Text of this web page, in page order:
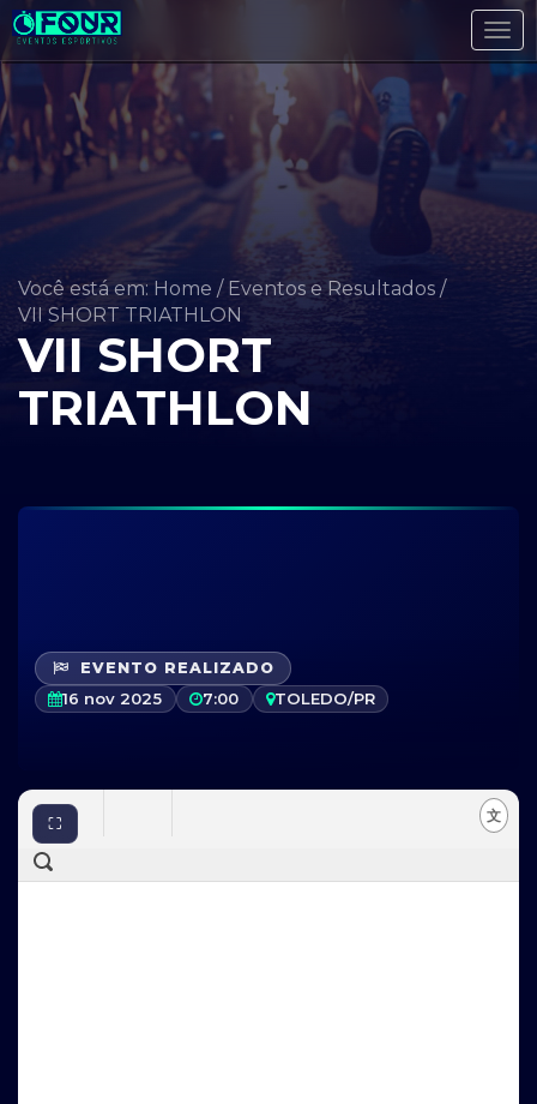
Você está em: Home / Eventos e Resultados /
VII SHORT TRIATHLON
VII SHORT
TRIATHLON
EVENTO REALIZADO
16 nov 2025 7:00 TOLEDO/PR
⛶